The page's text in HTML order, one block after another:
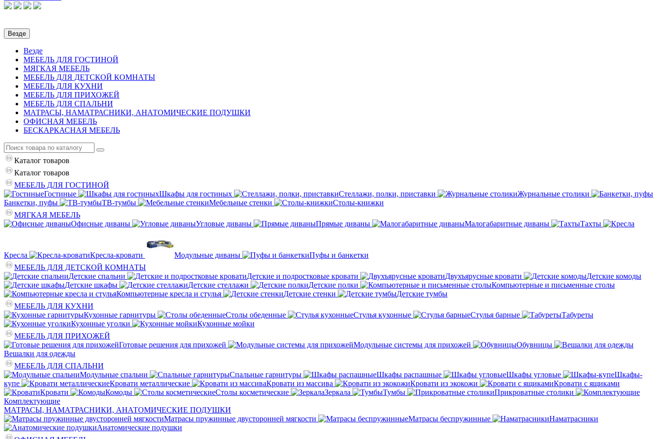
Везде
Везде
МЕБЕЛЬ ДЛЯ ГОСТИНОЙ
МЯГКАЯ МЕБЕЛЬ
МЕБЕЛЬ ДЛЯ ДЕТСКОЙ КОМНАТЫ
МЕБЕЛЬ ДЛЯ КУХНИ
МЕБЕЛЬ ДЛЯ ПРИХОЖЕЙ
МЕБЕЛЬ ДЛЯ СПАЛЬНИ
МАТРАСЫ, НАМАТРАСНИКИ, АНАТОМИЧЕСКИЕ ПОДУШКИ
ОФИСНАЯ МЕБЕЛЬ
БЕСКАРКАСНАЯ МЕБЕЛЬ
Каталог товаров
Каталог товаров
МЕБЕЛЬ ДЛЯ ГОСТИНОЙ
Гостиные
Шкафы для гостиных Стеллажи, полки, приставки
Журнальные столики
Банкетки, пуфы
ТВ-тумбы Мебельные стенки
Столы-книжки
МЯГКАЯ МЕБЕЛЬ
Офисные диваны
Угловые диваны Прямые диваны Малогабаритные диваны Тахты
Кресла Кресла-кровати Модульные диваны
Пуфы и банкетки
МЕБЕЛЬ ДЛЯ ДЕТСКОЙ КОМНАТЫ
Детские спальни
Детские и подростковые кровати Двухъярусные кровати
Детские комоды
Детские шкафы
Детские стеллажи Детские полки
Компьютерные и письменные столы
Компьютерные кресла и стулья
Детские стенки
Детские тумбы
МЕБЕЛЬ ДЛЯ КУХНИ
Кухонные гарнитуры
Столы обеденные Стулья кухонные Стулья барные
Табуреты
Кухонные уголки
Кухонные мойки
МЕБЕЛЬ ДЛЯ ПРИХОЖЕЙ
Готовые решения для прихожей
Модульные системы для прихожей
Обувницы
Вешалки для одежды
МЕБЕЛЬ ДЛЯ СПАЛЬНИ
Модульные спальни
Спальные гарнитуры Шкафы распашные Шкафы угловые
Шкафы-
купе
Кровати металлические Кровати из массива Кровати из экокожи
Кровати с ящиками
Кровати
Комоды Столы косметические Зеркала Тумбы
Прикроватные столики
Комплектующие
МАТРАСЫ, НАМАТРАСНИКИ, АНАТОМИЧЕСКИЕ ПОДУШКИ
Матрасы пружинные двусторонней мягкости
Матрасы беспружинные
Наматрасники
Анатомические подушки